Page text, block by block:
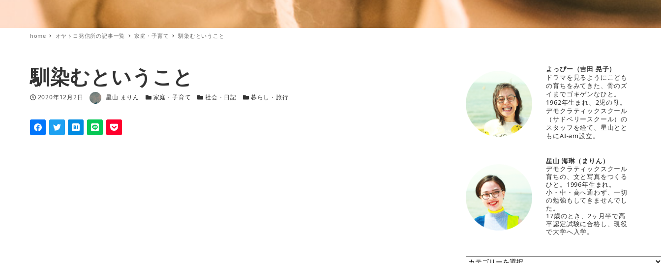
home オヤトコ発信所の記事一覧 家庭・子育て 馴染むということ
馴染むということ
投稿日
2020年12月2日 著者 星山 まりん カテゴリー
家庭・子育て カテゴリー
社会・日記 カテゴリー
暮らし・旅行
よっぴー（吉田 晃子）
ドラマを見るようにこども
の育ちをみてきた、骨のズ
イまでゴキゲンなひと。
1962年生まれ、2児の母。
デモクラティックスクール
（サドベリースクール）の
スタッフを経て、星山とと
もにAI-am設立。
星山 海琳（まりん）
デモクラティックスクール
育ちの、文と写真をつくる
ひと。1996年生まれ。
小・中・高へ通わず、一切
の勉強もしてきませんでし
た。
17歳のとき、2ヶ月半で高
卒認定試験に合格し、現役
で大学へ入学。
カ